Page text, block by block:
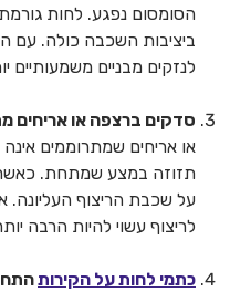
הסומסום נפגע. לחות
ביציבות השכבה כולה. עם
לנזקים מבניים משמעותיים
סדקים ברצפה או אריחים
או אריחים שמתרוממים
תזוזה במצע שמתחת. כאשר
על שכבת הריצוף העליונה.
לריצוף עשוי להיות הרבה
כתמי לחות על הקירות